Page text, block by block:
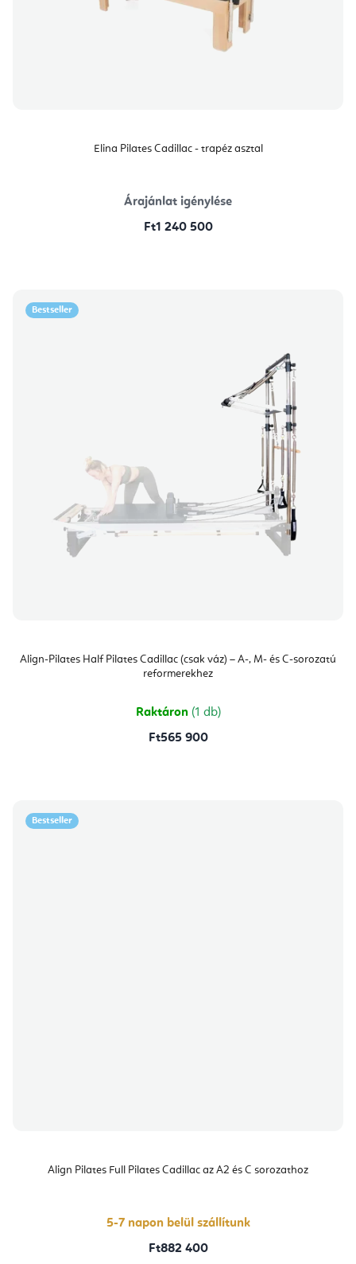
Elina Pilates Cadillac - trapéz asztal
Árajánlat igénylése
Ft1 240 500
Bestseller
Align-Pilates Half Pilates Cadillac (csak váz) – A-, M- és C-sorozatú
reformerekhez
Raktáron (1 db)
Ft565 900
Bestseller
Align Pilates Full Pilates Cadillac az A2 és C sorozathoz
5-7 napon belül szállítunk
Ft882 400